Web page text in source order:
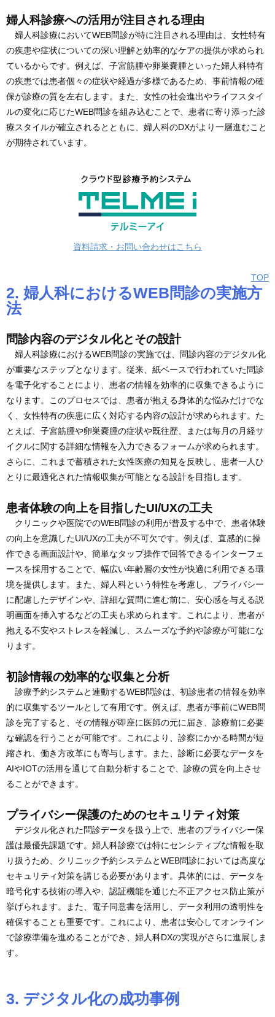
婦人科診療への活用が注目される理由
婦人科診療においてWEB問診が特に注目される理由は、女性特有
の疾患や症状についての深い理解と効率的なケアの提供が求められ
ているからです。例えば、子宮筋腫や卵巣嚢腫といった婦人科特有
の疾患では患者個々の症状や経過が多様であるため、事前情報の確
保が診療の質を左右します。また、女性の社会進出やライフスタイ
ルの変化に応じたWEB問診を組み込むことで、患者に寄り添った診
療スタイルが確立されるとともに、婦人科のDXがより一層進むこと
が期待されています。
資料請求・お問い合わせはこちら
TOP
2. 婦人科におけるWEB問診の実施方
法
問診内容のデジタル化とその設計
婦人科診療におけるWEB問診の実施では、問診内容のデジタル化
が重要なステップとなります。従来、紙ベースで行われていた問診
を電子化することにより、患者の情報を効率的に収集できるように
なります。このプロセスでは、患者が抱える身体的な悩みだけでな
く、女性特有の疾患に広く対応する内容の設計が求められます。た
とえば、子宮筋腫や卵巣嚢腫の症状や既往歴、または毎月の月経サ
イクルに関する詳細な情報を入力できるフォームが求められます。
さらに、これまで蓄積された女性医療の知見を反映し、患者一人ひ
とりに最適化された情報収集が可能となる設計を目指します。
患者体験の向上を目指したUI/UXの工夫
クリニックや医院でのWEB問診の利用が普及する中で、患者体験
の向上を意識したUI/UXの工夫が不可欠です。例えば、直感的に操
作できる画面設計や、簡単なタップ操作で回答できるインターフェ
ースを採用することで、幅広い年齢層の女性が快適に利用できる環
境を提供します。また、婦人科という特性を考慮し、プライバシー
に配慮したデザインや、詳細な質問に進む前に、安心感を与える説
明画面を挿入するなどの工夫も求められます。これにより、患者が
抱える不安やストレスを軽減し、スムーズな予約や診療が可能にな
ります。
初診情報の効率的な収集と分析
診療予約システムと連動するWEB問診は、初診患者の情報を効率
的に収集するツールとして有用です。例えば、患者が事前にWEB問
診を完了すると、その情報が即座に医師の元に届き、診療前に必要
な確認を行うことが可能です。これにより、診察にかかる時間が短
縮され、働き方改革にも寄与します。また、診断に必要なデータを
AIやIOTの活用を通じて自動分析することで、診療の質を向上させ
ることができます。
プライバシー保護のためのセキュリティ対策
デジタル化された問診データを扱う上で、患者のプライバシー保
護は最優先課題です。婦人科診療では特にセンシティブな情報を取
り扱うため、クリニック予約システムとWEB問診においては高度な
セキュリティ対策を講じる必要があります。具体的には、データを
暗号化する技術の導入や、認証機能を通じた不正アクセス防止策が
挙げられます。また、電子同意書を活用し、データ利用の透明性を
確保することも重要です。これにより、患者は安心してオンライン
で診療準備を進めることができ、婦人科DXの実現がさらに進展しま
す。
3. デジタル化の成功事例